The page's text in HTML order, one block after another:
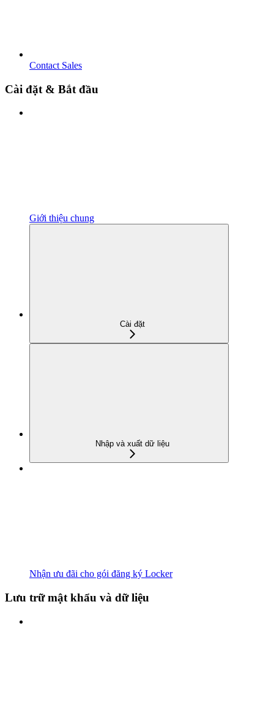
Contact Sales
Cài đặt & Bắt đầu
Giới thiệu chung
Cài đặt
Nhập và xuất dữ liệu
Nhận ưu đãi cho gói đăng ký Locker
Lưu trữ mật khẩu và dữ liệu